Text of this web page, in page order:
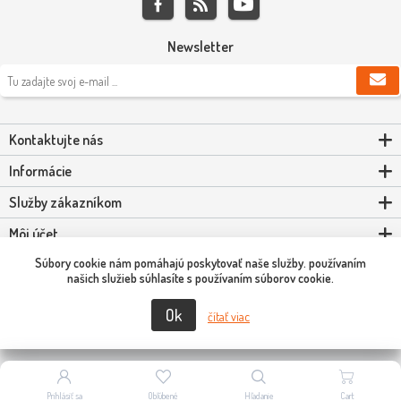
Newsletter
Kontaktujte nás
Informácie
Služby zákazníkom
Môj účet
Powered bynopCommerce
Copyright © 2026 Scooter-Tuning SK. Všetky práva vyhradené.
Súbory cookie nám pomáhajú poskytovať naše služby. používaním
našich služieb súhlasíte s používaním súborov cookie.
Ok čítať viac
Prihlásiť sa Obľúbené Hľadanie Cart